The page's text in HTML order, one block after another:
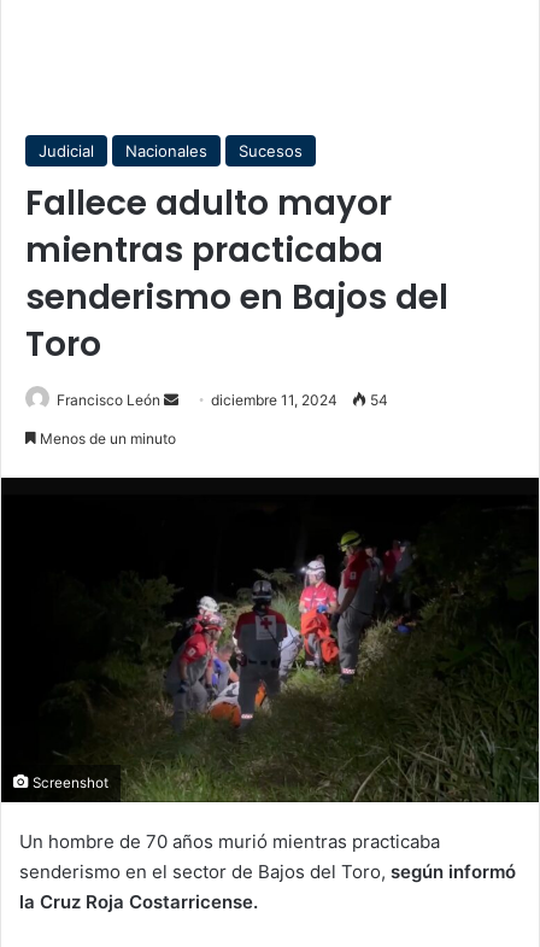
Judicial Nacionales Sucesos
Fallece adulto mayor
mientras practicaba
senderismo en Bajos del
Toro
Francisco León
Senddiciembre 11, 2024 54
Menos de un minuto
Screenshot
Un hombre de 70 años murió mientras practicaba
senderismo en el sector de Bajos del Toro, según informó
la Cruz Roja Costarricense.